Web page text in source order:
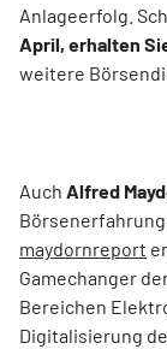
Anlageerfolg.
April, erhalten
weitere
Auch Alfred
maydornreport
Gamechanger
Bereichen
Digitalisierung